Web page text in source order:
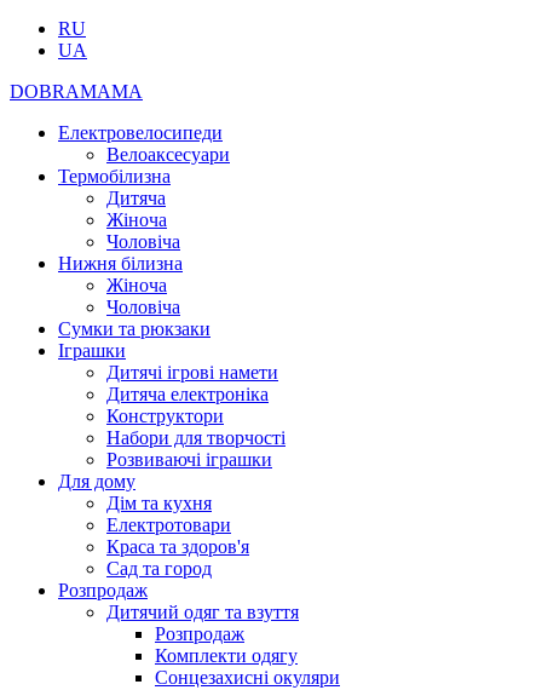
RU
UA
DOBRAMAMA
Електровелосипеди
Велоаксесуари
Термобілизна
Дитяча
Жіноча
Чоловіча
Нижня білизна
Жіноча
Чоловіча
Сумки та рюкзаки
Іграшки
Дитячі ігрові намети
Дитяча електроніка
Конструктори
Набори для творчості
Розвиваючі іграшки
Для дому
Дім та кухня
Електротовари
Краса та здоров'я
Сад та город
Розпродаж
Дитячий одяг та взуття
Розпродаж
Комплекти одягу
Сонцезахисні окуляри